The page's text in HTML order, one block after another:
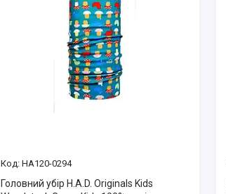
HA120-0294
Головний убір H.A.D. Originals Kids